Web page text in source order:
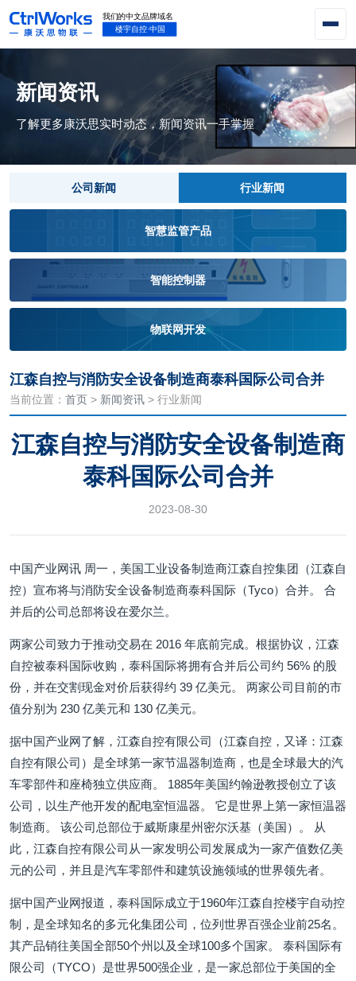
新闻资讯
了解更多康沃思实时动态，新闻资讯一手掌握
公司新闻 行业新闻
智慧监管产品
智能控制器
物联网开发
江森自控与消防安全设备制造商泰科国际公司合并
当前位置： 首页 > 新闻资讯 > 行业新闻
江森自控与消防安全设备制造商
泰科国际公司合并
2023-08-30
中国产业网讯 周一，美国工业设备制造商江森自控集团（江森自
控）宣布将与消防安全设备制造商泰科国际（Tyco）合并。 合
并后的公司总部将设在爱尔兰。
两家公司致力于推动交易在 2016 年底前完成。根据协议，江森
自控被泰科国际收购，泰科国际将拥有合并后公司约 56% 的股
份，并在交割现金对价后获得约 39 亿美元。 两家公司目前的市
值分别为 230 亿美元和 130 亿美元。
据中国产业网了解，江森自控有限公司（江森自控，又译：江森
自控有限公司）是全球第一家节温器制造商，也是全球最大的汽
车零部件和座椅独立供应商。 1885年美国约翰逊教授创立了该
公司，以生产他开发的配电室恒温器。 它是世界上第一家恒温器
制造商。 该公司总部位于威斯康星州密尔沃基（美国）。 从
此，江森自控有限公司从一家发明公司发展成为一家产值数亿美
元的公司，并且是汽车零部件和建筑设施领域的世界领先者。
据中国产业网报道，泰科国际成立于1960年江森自控楼宇自动控
制，是全球知名的多元化集团公司，位列世界百强企业前25名。
其产品销往美国全部50个州以及全球100多个国家。 泰科国际有
限公司（TYCO）是世界500强企业，是一家总部位于美国的全